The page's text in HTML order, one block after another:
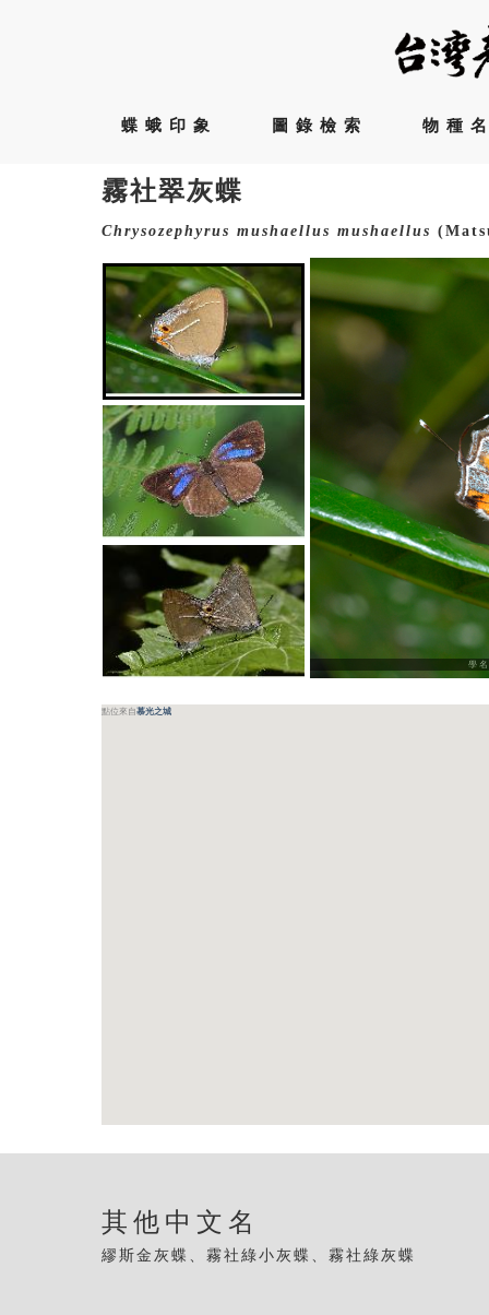
蝶蛾印象 圖錄檢索 物種
霧社翠灰蝶
Chrysozephyrus mushaellus mushaellus
學
點位來自慕光之城
其他中文名
繆斯金灰蝶、霧社綠小灰蝶、霧社綠灰蝶